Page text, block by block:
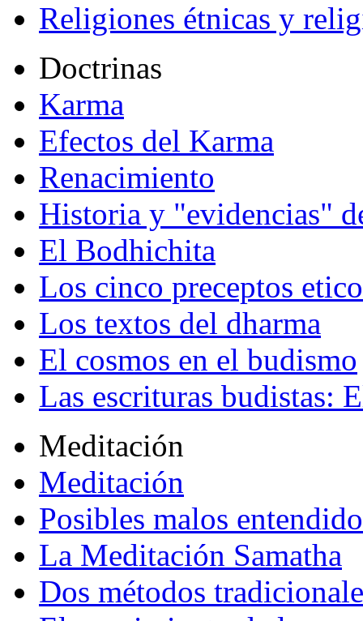
Religiones étnicas y
Doctrinas
Karma
Efectos del Karma
Renacimiento
Historia y "evidencias"
El Bodhichita
Los cinco preceptos
Los textos del dharma
El cosmos en el budismo
Las escrituras budistas:
Meditación
Meditación
Posibles malos
La Meditación Samatha
Dos métodos